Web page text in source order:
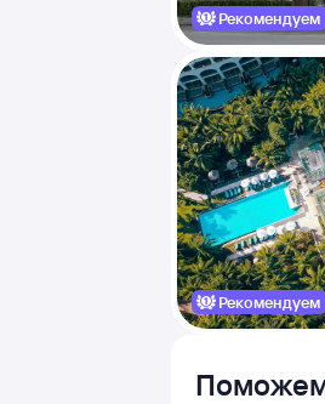
Рекомендуем
Рекомендуем
Поможем